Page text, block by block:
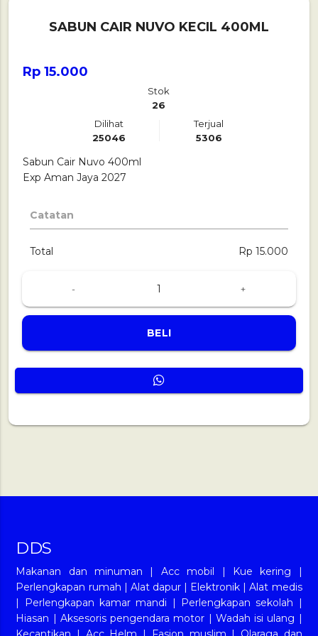
SABUN CAIR NUVO KECIL 400ML
Rp 15.000
Stok
26
Dilihat
25046
Terjual
5306
Sabun Cair Nuvo 400ml
Exp Aman Jaya 2027
Catatan
Total Rp 15.000
- +
BELI
DDS
Makanan dan minuman Acc mobil Kue kering
Perlengkapan rumah
Alat dapur| Elektronik |Alat medis
Perlengkapan kamar mandi Perlengkapan sekolah
Hiasan
Aksesoris pengendara motor Wadah isi ulang